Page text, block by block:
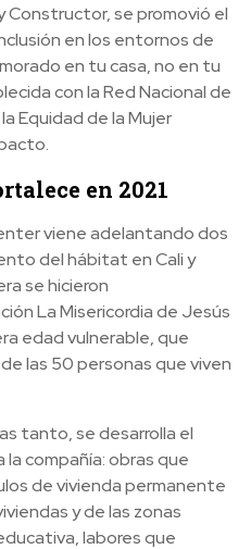
Constructor, se promovió el
en los entornos de
en tu casa, no en tu
con la Red Nacional de
Equidad de la Mujer
en 2021
viene adelantando dos
del hábitat en Cali y
se hicieron
La Misericordia de Jesús
edad vulnerable, que
las 50 personas que viven
tanto, se desarrolla el
compañía: obras que
de vivienda permanente
y de las zonas
labores que